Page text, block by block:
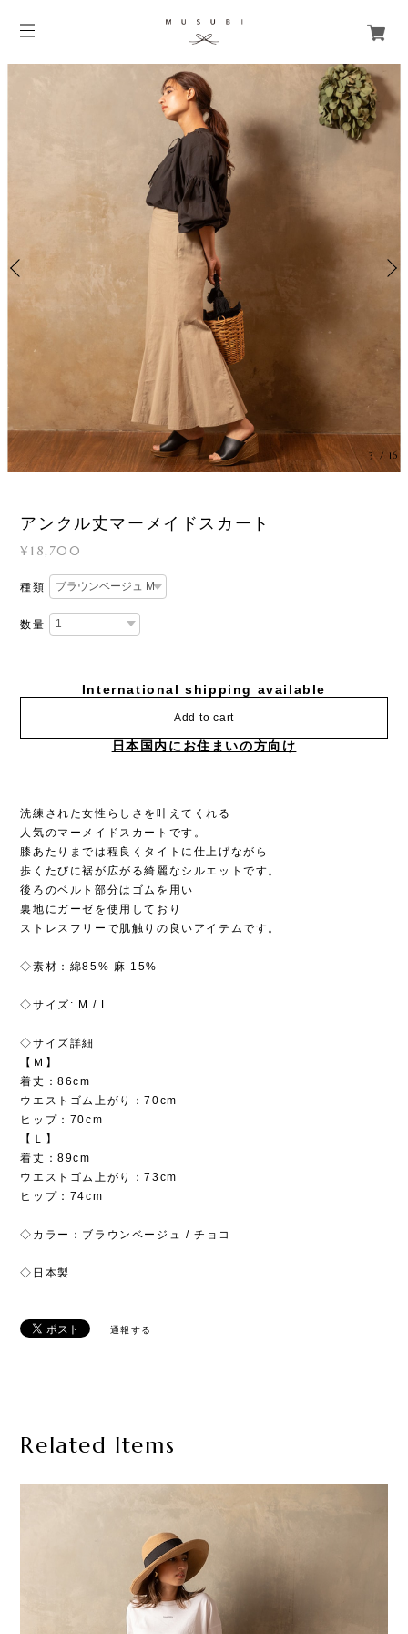
3/ 16
アンクル丈マーメイドスカート
¥18,700
種類
数量
International shipping available
Add to cart
日本国内にお住まいの方向け
洗練された女性らしさを叶えてくれる
人気のマーメイドスカートです。
膝あたりまでは程良くタイトに仕上げながら
歩くたびに裾が広がる綺麗なシルエットです。
後ろのベルト部分はゴムを用い
裏地にガーゼを使用しており
ストレスフリーで肌触りの良いアイテムです。
◇素材：綿85% 麻 15%
◇サイズ: M / L
◇サイズ詳細
【Ｍ】
着丈：86cm
ウエストゴム上がり：70cm
ヒップ：70cm
【Ｌ】
着丈：89cm
ウエストゴム上がり：73cm
ヒップ：74cm
◇カラー：ブラウンベージュ / チョコ
◇日本製
通報する
Related Items